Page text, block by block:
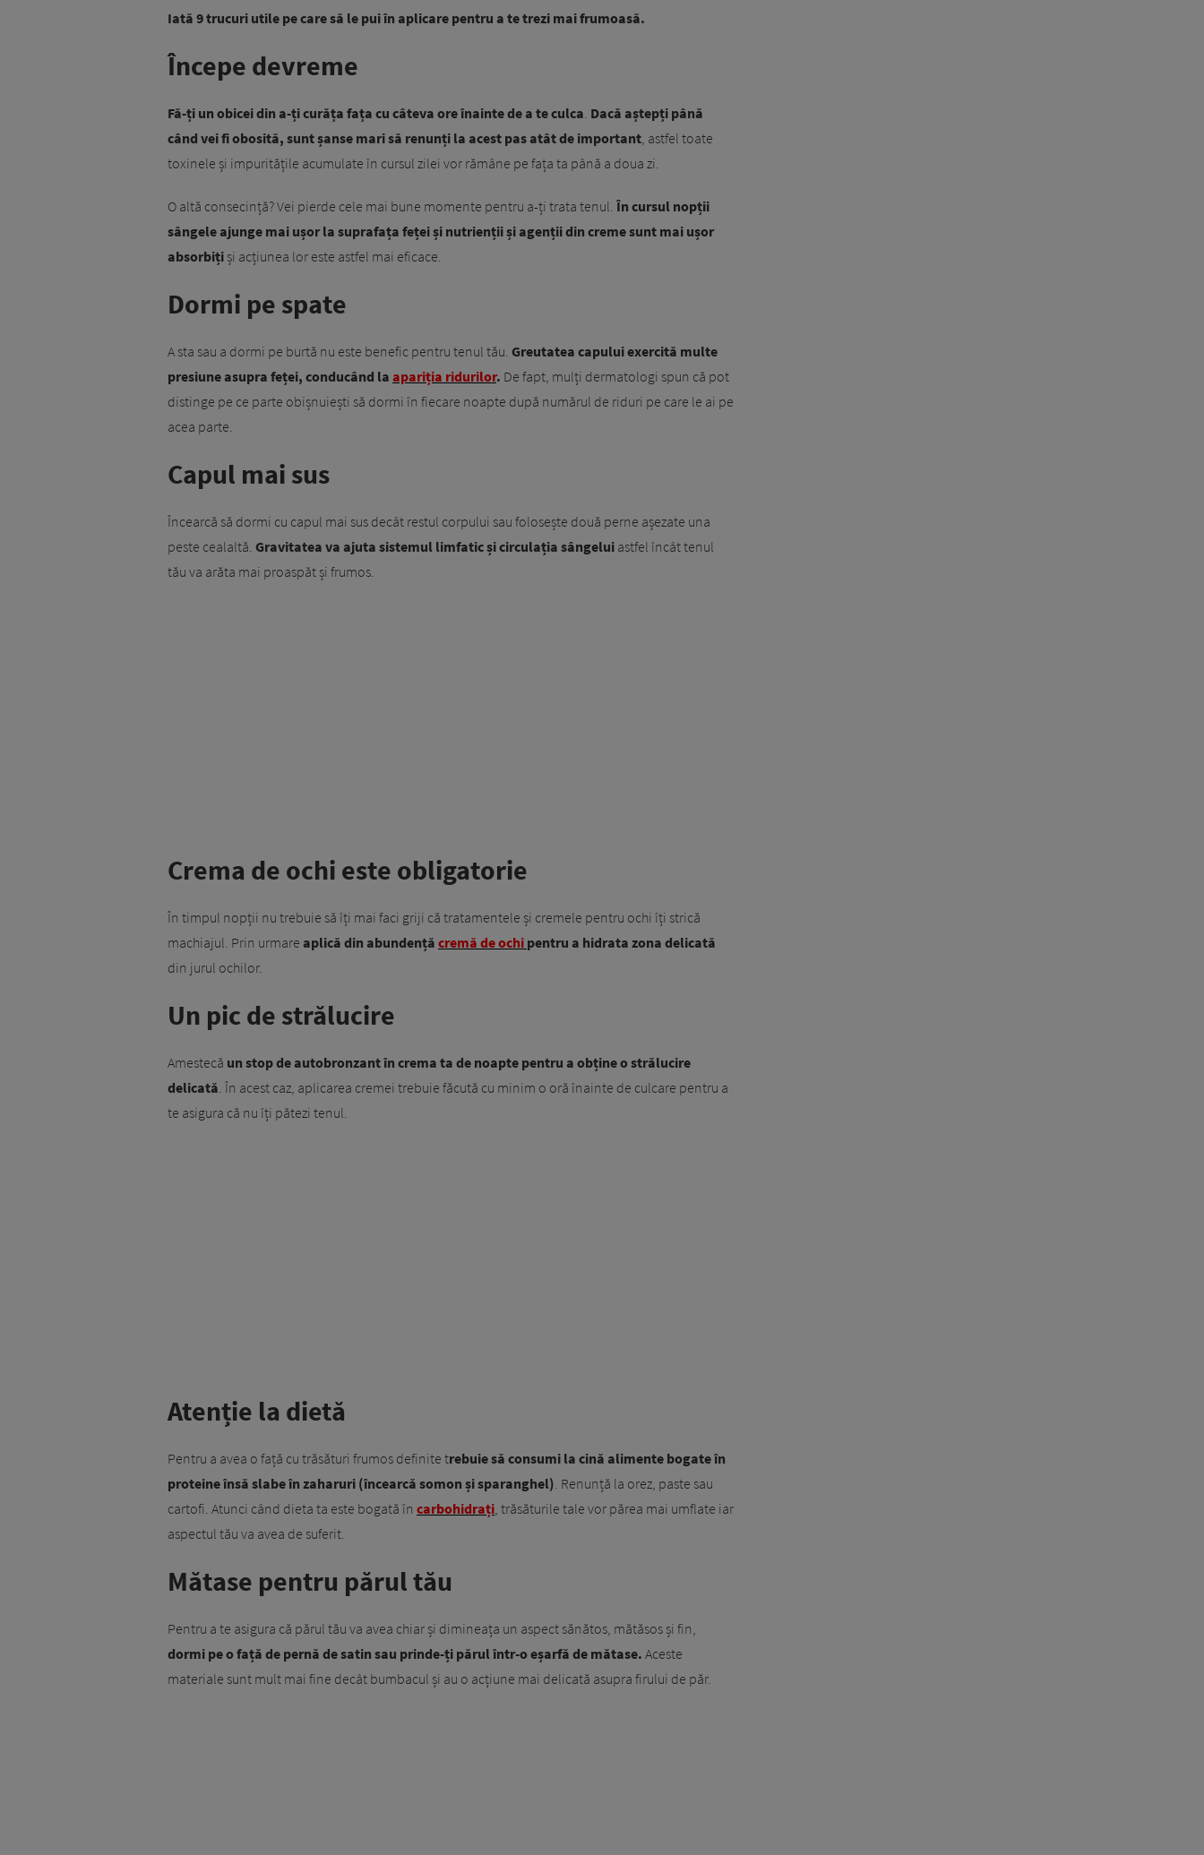
Iată 9 trucuri utile pe care să le pui în aplicare pentru a te trezi mai frumoasă.
Începe devreme
Fă-ți un obicei din a-ți curăța fața cu câteva ore înainte de a te culca. Dacă aștepți până
când vei fi obosită, sunt șanse mari să renunți la acest pas atât de important, astfel toate
toxinele și impuritățile acumulate în cursul zilei vor rămâne pe fața ta până a doua zi.
O altă consecință? Vei pierde cele mai bune momente pentru a-ți trata tenul. În cursul nopții
sângele ajunge mai ușor la suprafața feței și nutrienții și agenții din creme sunt mai ușor
absorbițiși acțiunea lor este astfel mai eficace.
Dormi pe spate
A sta sau a dormi pe burtă nu este benefic pentru tenul tău. Greutatea capului exercită multe
presiune asupra feței, conducând la apariția ridurilor. De fapt, mulți dermatologi spun că pot
distinge pe ce parte obișnuiești să dormi în fiecare noapte după numărul de riduri pe care le ai pe
acea parte.
Capul mai sus
Încearcă să dormi cu capul mai sus decât restul corpului sau folosește două perne așezate una
peste cealaltă. Gravitatea va ajuta sistemul limfatic și circulația sângelui astfel încât tenul
tău va arăta mai proaspăt și frumos.
Crema de ochi este obligatorie
În timpul nopții nu trebuie să îți mai faci griji că tratamentele și cremele pentru ochi îți strică
machiajul. Prin urmare aplică din abundență cremă de ochi pentru a hidrata zona delicată
din jurul ochilor.
Un pic de strălucire
Amestecă un stop de autobronzant în crema ta de noapte pentru a obține o strălucire
delicată. În acest caz, aplicarea cremei trebuie făcută cu minim o oră înainte de culcare pentru a
te asigura că nu îți pătezi tenul.
Atenție la dietă
Pentru a avea o față cu trăsături frumos definite trebuie să consumi la cină alimente bogate în
proteine însă slabe în zaharuri (încearcă somon și sparanghel). Renunță la orez, paste sau
cartofi. Atunci când dieta ta este bogată în carbohidrați, trăsăturile tale vor părea mai umflate iar
aspectul tău va avea de suferit.
Mătase pentru părul tău
Pentru a te asigura că părul tău va avea chiar și dimineața un aspect sănătos, mătăsos și fin,
dormi pe o față de pernă de satin sau prinde-ți părul într-o eșarfă de mătase. Aceste
materiale sunt mult mai fine decât bumbacul și au o acțiune mai delicată asupra firului de păr.